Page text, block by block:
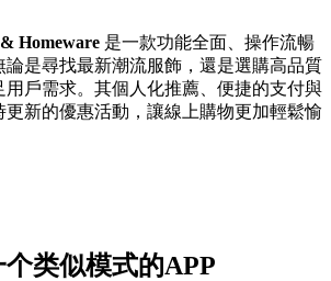
Homeware 是一款功能全面、操作流暢
論是尋找最新潮流服飾，還是選購高品質
用戶需求。其個人化推薦、便捷的支付與
新的優惠活動，讓線上購物更加輕鬆愉
类似模式的APP